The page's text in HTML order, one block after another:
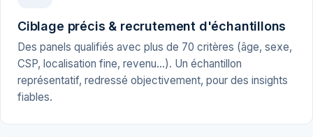
Ciblage précis & recrutement d'échantillons
Des panels qualifiés avec plus de 70 critères (âge, sexe,
CSP, localisation fine, revenu…). Un échantillon
représentatif, redressé objectivement, pour des insights
fiables.